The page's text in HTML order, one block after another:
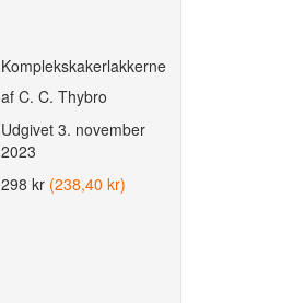
Komplekskakerlakkerne
af C. C. Thybro
Udgivet 3. november
2023
298 kr (238,40 kr)